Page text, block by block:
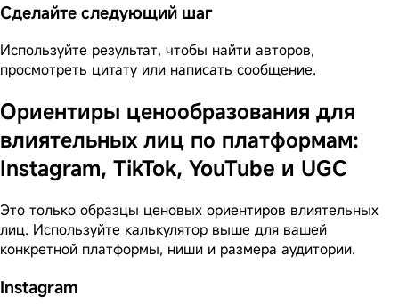
Сделайте следующий шаг
Используйте результат, чтобы найти авторов,
просмотреть цитату или написать сообщение.
Ориентиры ценообразования для
влиятельных лиц по платформам:
Instagram, TikTok, YouTube и UGC
Это только образцы ценовых ориентиров влиятельных
лиц. Используйте калькулятор выше для вашей
конкретной платформы, ниши и размера аудитории.
Instagram